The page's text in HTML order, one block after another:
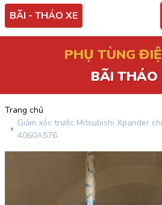
BÃI - THÁO XE
PHỤ TÙNG
BÃI THÁO
Trang chủ
Giảm xóc trước Mitsubishi Xpander
4060A576